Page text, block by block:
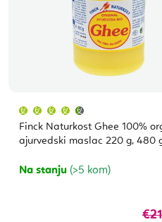
Finck Naturkost Ghee 100%
ajurvedski maslac 220 g, 480
proizvoda
je
4,7
zvjezdica.
Na stanju (>5 kom)